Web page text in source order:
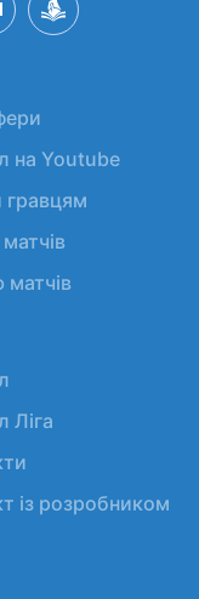
на Youtube
гравцям
Ліга
із розробником